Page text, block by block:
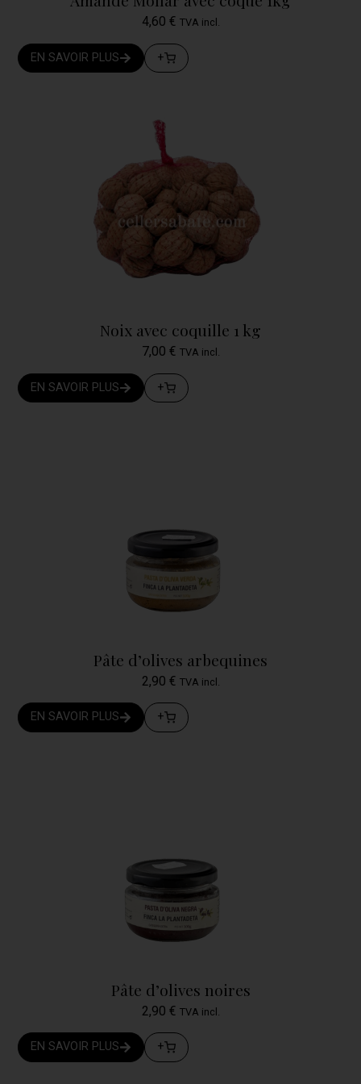
4,60 € TVA incl.
EN SAVOIR PLUS +
Noix avec coquille 1 kg
7,00 € TVA incl.
EN SAVOIR PLUS +
Pâte d’olives arbequines
2,90 € TVA incl.
EN SAVOIR PLUS +
Pâte d’olives noires
2,90 € TVA incl.
EN SAVOIR PLUS +